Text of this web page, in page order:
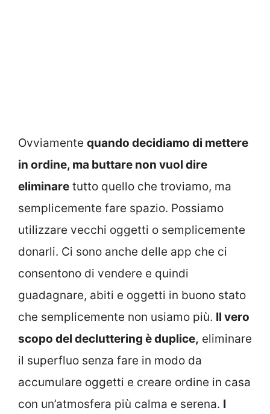
Ovviamente quando decidiamo di mettere
in ordine, ma buttare non vuol dire
eliminare tutto quello che troviamo, ma
semplicemente fare spazio. Possiamo
utilizzare vecchi oggetti o semplicemente
donarli. Ci sono anche delle app che ci
consentono di vendere e quindi
guadagnare, abiti e oggetti in buono stato
che semplicemente non usiamo più. Il vero
scopo del decluttering è duplice, eliminare
il superfluo senza fare in modo da
accumulare oggetti e creare ordine in casa
con un’atmosfera più calma e serena. I